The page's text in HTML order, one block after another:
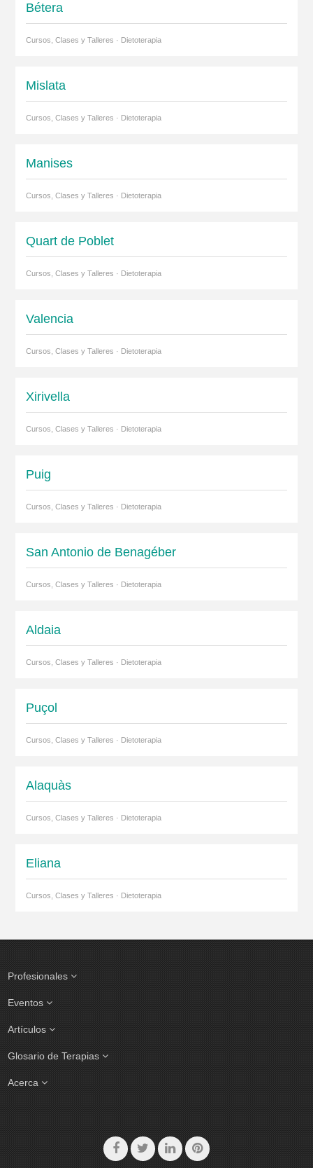
Bétera
Cursos, Clases y Talleres · Dietoterapia
Mislata
Cursos, Clases y Talleres · Dietoterapia
Manises
Cursos, Clases y Talleres · Dietoterapia
Quart de Poblet
Cursos, Clases y Talleres · Dietoterapia
Valencia
Cursos, Clases y Talleres · Dietoterapia
Xirivella
Cursos, Clases y Talleres · Dietoterapia
Puig
Cursos, Clases y Talleres · Dietoterapia
San Antonio de Benagéber
Cursos, Clases y Talleres · Dietoterapia
Aldaia
Cursos, Clases y Talleres · Dietoterapia
Puçol
Cursos, Clases y Talleres · Dietoterapia
Alaquàs
Cursos, Clases y Talleres · Dietoterapia
Eliana
Cursos, Clases y Talleres · Dietoterapia
Profesionales
Eventos
Artículos
Glosario de Terapias
Acerca